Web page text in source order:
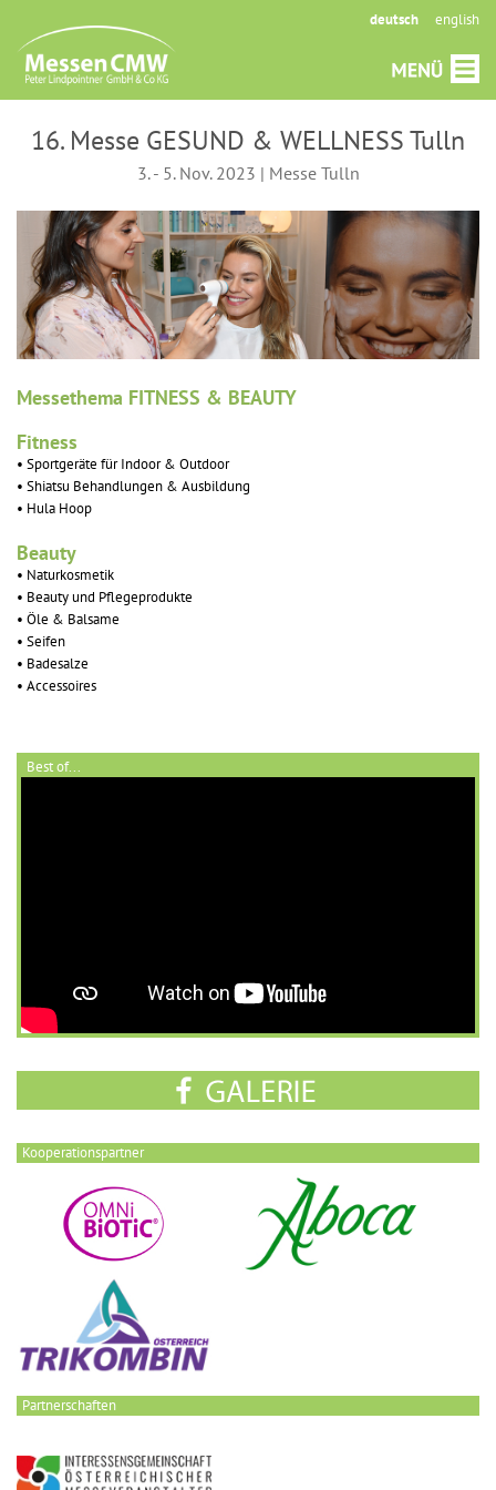
deutsch english
16. Messe GESUND & WELLNESS Tulln
3. - 5. Nov. 2023 | Messe Tulln
Messethema FITNESS & BEAUTY
Fitness
• Sportgeräte für Indoor & Outdoor
• Shiatsu Behandlungen & Ausbildung
• Hula Hoop
Beauty
• Naturkosmetik
• Beauty und Pflegeprodukte
• Öle & Balsame
• Seifen
• Badesalze
• Accessoires
Best of...
Kooperationspartner
Partnerschaften